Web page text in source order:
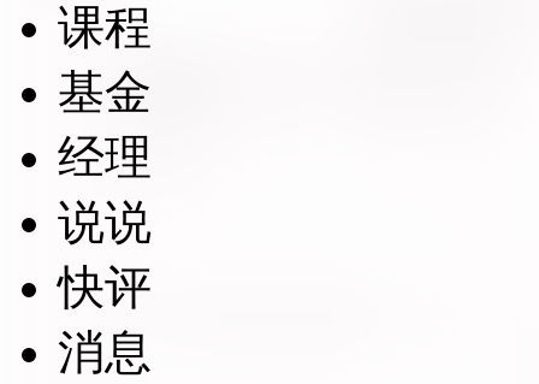
课程
基金
经理
说说
快评
消息